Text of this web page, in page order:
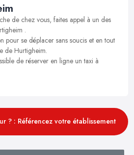
de chez vous, faites appel à un des
.
pour se déplacer sans soucis et en tout
de Hurtigheim.
de réserver en ligne un taxi à
? : Référencez votre établissement